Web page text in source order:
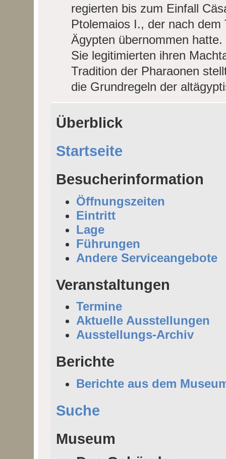
regierten bis zum Einfall
Ptolemaios I., der nach
Ägypten übernommen hatte.
Sie legitimierten ihren
Tradition der Pharaonen
die Grundregeln der
Überblick
Startseite
Besucherinformation
Öffnungszeiten
Eintritt
Lage
Führungen
Andere Serviceangebote
Veranstaltungen
Termine
Aktuelle Ausstellungen
Ausstellungs-Archiv
Berichte
Berichte aus dem
Suche
Museum